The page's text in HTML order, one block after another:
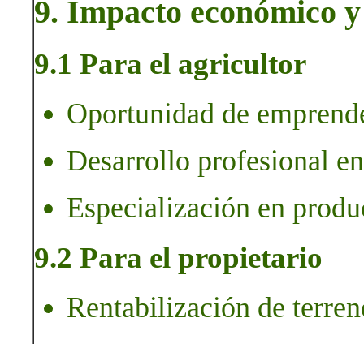
9. Impacto económico
9.1 Para el agricultor
Oportunidad de
Desarrollo profesional
Especialización en
9.2 Para el propietario
Rentabilización de